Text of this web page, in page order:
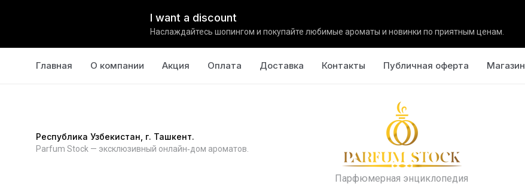
I want a discount
Наслаждайтесь шопингом и покупайте любимые ароматы и новинки по приятным ценам.
Главная О компании Акция Оплата Доставка Контакты Публичная оферта Магазин
Парфюмерная энциклопедия
Республика Узбекистан, г. Ташкент.
Parfum Stock — эксклюзивный онлайн‑дом ароматов.